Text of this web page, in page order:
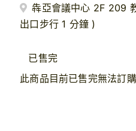
犇亞會議中心 2F 209
出口步行 1 分鐘 )
已售完
此商品目前已售完無法訂購